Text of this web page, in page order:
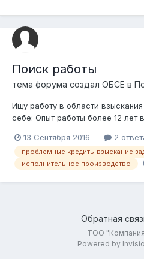
Поиск работы
тема форума создал ОБСЕ в
Ищу работу в области
себе: Опыт работы более 12 лет
Навыки: досудебная и судебная
задолженности. Хорошо
отчетности юридических лиц....
13 Сентября 2016 2
исполнительное производство
Обратная
ТОО
Powered by